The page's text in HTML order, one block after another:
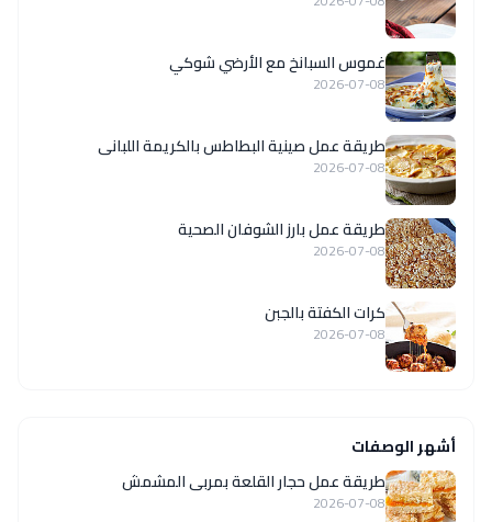
غموس السبانخ مع الأرضي شوكي
2026-07-08
طريقة عمل صينية البطاطس بالكريمة اللبانى
2026-07-08
طريقة عمل بارز الشوفان الصحية
2026-07-08
كرات الكفتة بالجبن
2026-07-08
أشهر الوصفات
طريقة عمل حجار القلعة بمربى المشمش
2026-07-08